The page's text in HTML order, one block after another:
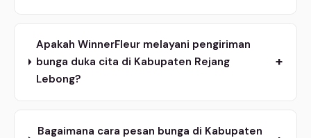
Apakah WinnerFleur melayani pengiriman
bunga duka cita di Kabupaten Rejang
Lebong?
+
Bagaimana cara pesan bunga di Kabupaten